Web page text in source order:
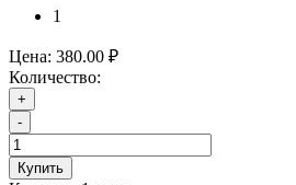
1
Цена: 380.00 ₽
Количество:
+
-
Купить